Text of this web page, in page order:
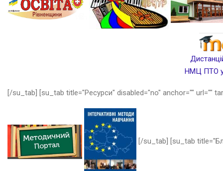
НМЦ ПТО у
[/su_tab] [su_tab title="Ресурси" disabled="no" anchor="" url=""
[/su_tab] [su_tab